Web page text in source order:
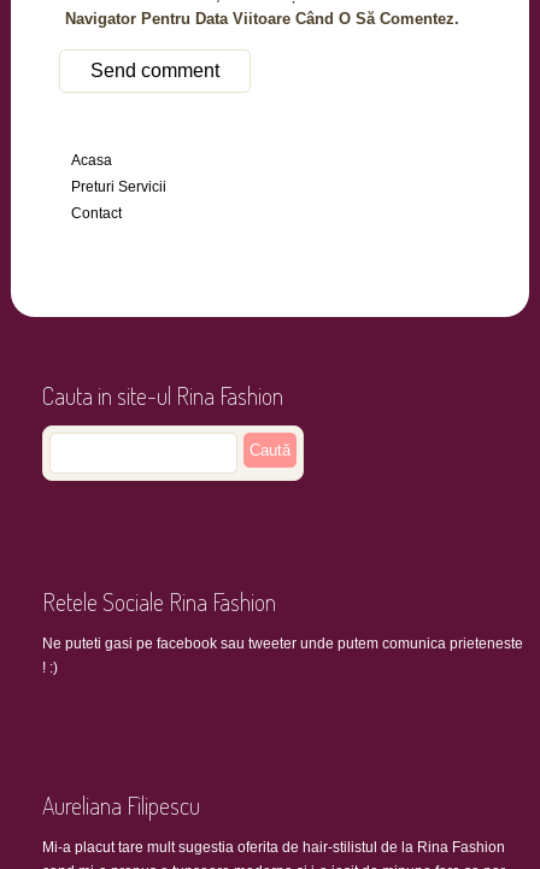
Navigator Pentru Data Viitoare Când O Să Comentez.
Acasa
Preturi Servicii
Contact
Cauta in site-ul Rina Fashion
Retele Sociale Rina Fashion
Ne puteti gasi pe facebook sau tweeter unde putem comunica prieteneste
! :)
Aureliana Filipescu
Mi-a placut tare mult sugestia oferita de hair-stilistul de la Rina Fashion